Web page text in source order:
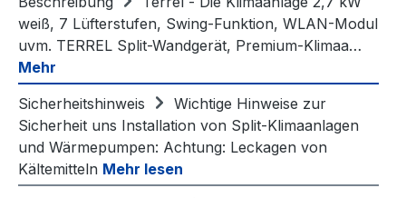
weiß, 7 Lüfterstufen, Swing-Funktion, WLAN-Modul
uvm. TERREL Split-Wandgerät, Premium-Klimaa…
Mehr
Sicherheitshinweis
Wichtige Hinweise zur
Sicherheit uns Installation von Split-Klimaanlagen
und Wärmepumpen: Achtung: Leckagen von
Kältemitteln Mehr lesen